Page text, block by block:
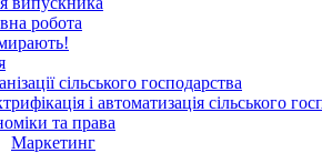
робота
сільського господарства
і автоматизація сільського
та права
Маркетинг